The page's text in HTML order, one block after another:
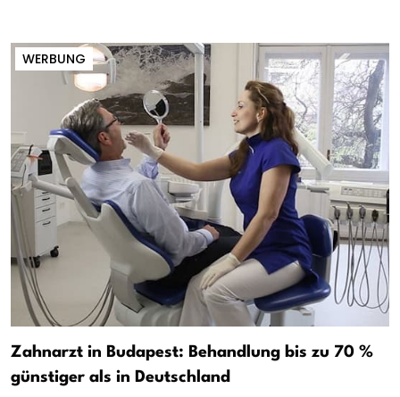
WERBUNG
Zahnarzt in Budapest: Behandlung bis zu 70 %
günstiger als in Deutschland